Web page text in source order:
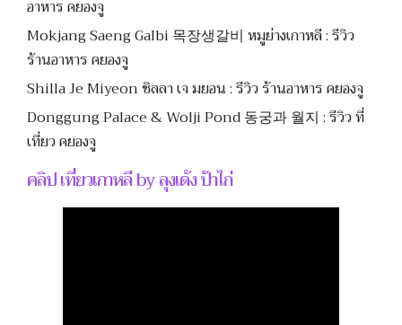
อาหาร คยองจู
Mokjang Saeng Galbi 목장생갈비 หมูย่างเกาหลี : รีวิว
ร้านอาหาร คยองจู
Shilla Je Miyeon ชิลลา เจ มยอน : รีวิว ร้านอาหาร คยองจู
Donggung Palace & Wolji Pond 동궁과 월지 : รีวิว ที่
เที่ยว คยองจู
คลิป เที่ยวเกาหลี by ลุงเด้ง ป้าไก่